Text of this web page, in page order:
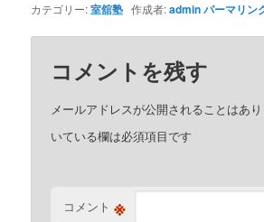
カテゴリー:室舘塾 作成者:adminパーマリン
コメントを残す
メールアドレスが公開されることはあり
いている欄は必須項目です
コメント ※